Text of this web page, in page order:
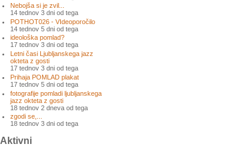
Nebojša si je zvil...
14 tednov 3 dni od tega
POTHOT026 - VIdeoporočilo
14 tednov 5 dni od tega
ideološka pomlad?
17 tednov 3 dni od tega
Letni časi Ljubljanskega jazz
okteta z gosti
17 tednov 3 dni od tega
Prihaja POMLAD plakat
17 tednov 5 dni od tega
fotografije pomladi ljubljanskega
jazz okteta z gosti
18 tednov 2 dneva od tega
zgodi se,...
18 tednov 3 dni od tega
Aktivni